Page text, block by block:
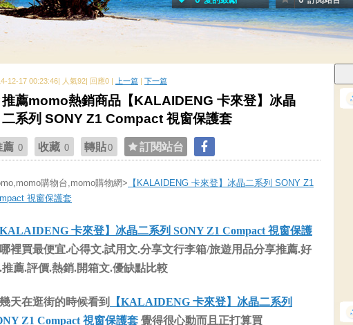
12-17 00:23:46| 人氣92| 回應0 | 上一篇 | 下一篇
推薦momo熱銷商品【KALAIDENG 卡來登】冰晶
二系列 SONY Z1 Compact 視窗保護套
薦 0 收藏 0 轉貼0 訂閱站台
購物台,momo購物網> 【KALAIDENG 卡來登】冰晶二系列 SONY Z1
視窗保護套
KALAIDENG 卡來登】冰晶二系列 SONY Z1 Compact 視窗保護
哪裡買最便宜.心得文.試用文.分享文行李箱/旅遊用品分享推薦.好
推薦.評價.熱銷.開箱文.優缺點比較
天在逛街的時候看到
【KALAIDENG 卡來登】冰晶二系列
Z1 Compact 視窗保護套 覺得很心動而且正打算買